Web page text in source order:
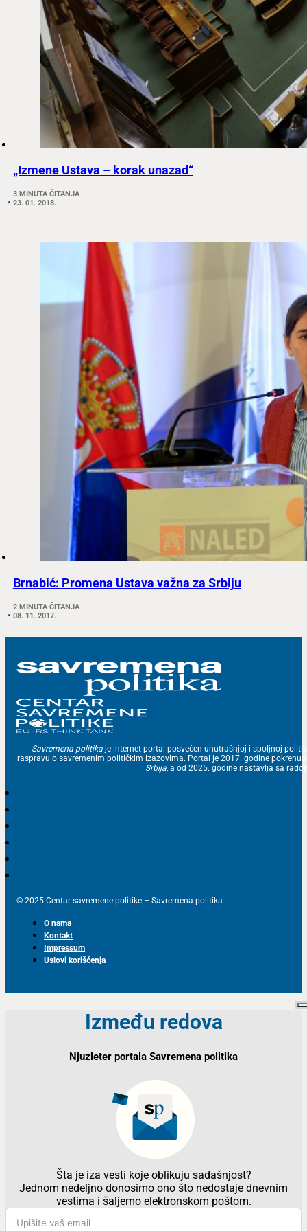
„Izmene Ustava – korak unazad“
3 MINUTA ČITANJA
23. 01. 2018.
Brnabić: Promena Ustava važna za Srbiju
2 MINUTA ČITANJA
08. 11. 2017.
Savremena politika je internet portal posvećen unutrašnjoj i spoljnoj
raspravu o savremenim političkim izazovima. Portal je 2017. godine
Srbija, a od 2025. godine nastavlja sa
© 2025 Centar savremene politike – Savremena politika
O nama
Kontakt
Impressum
Uslovi korišćenja
Između redova
Njuzleter portala Savremena politika
Šta je iza vesti koje oblikuju sadašnjost?
Jednom nedeljno donosimo ono što nedostaje dnevnim
vestima i šaljemo elektronskom poštom.